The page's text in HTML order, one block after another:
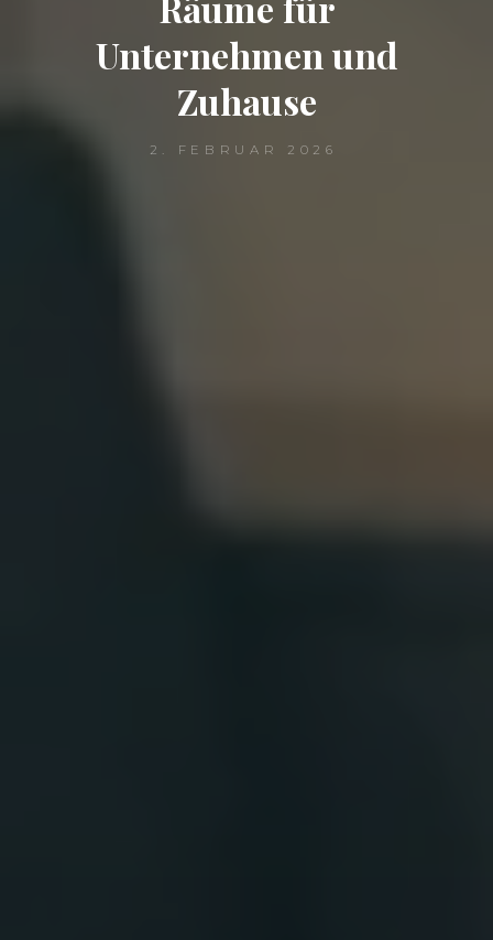
Unternehmen und
Zuhause
2. FEBRUAR 2026